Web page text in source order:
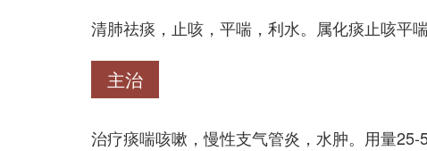
清肺祛痰，止咳，平喘，利水。属化痰止咳平
主治
治疗痰喘咳嗽，慢性支气管炎，水肿。用量25-